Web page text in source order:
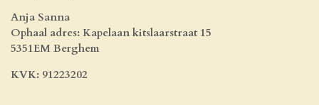
Anja Sanna
Ophaal adres: Kapelaan kitslaarstraat 15
5351EM Berghem
KVK: 91223202